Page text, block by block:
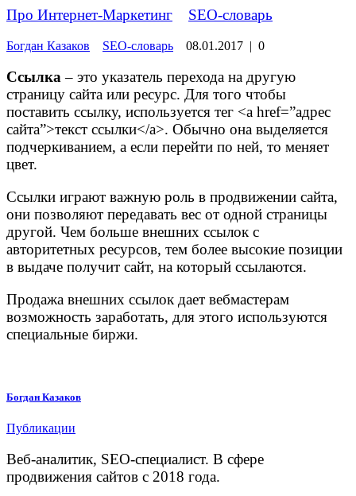
Про Интернет-Маркетинг SEO-словарь
Богдан Казаков SEO-словарь 08.01.2017 | 0
Ссылка– это указатель перехода на другую
страницу сайта или ресурс. Для того чтобы
поставить ссылку, используется тег <a href=”адрес
сайта”>текст ссылки</a>. Обычно она выделяется
подчеркиванием, а если перейти по ней, то меняет
цвет.
Ссылки играют важную роль в продвижении сайта,
они позволяют передавать вес от одной страницы
другой. Чем больше внешних ссылок с
авторитетных ресурсов, тем более высокие позиции
в выдаче получит сайт, на который ссылаются.
Продажа внешних ссылок дает вебмастерам
возможность заработать, для этого используются
специальные биржи.
Богдан Казаков
Публикации
Веб-аналитик, SEO-специалист. В сфере
продвижения сайтов с 2018 года.